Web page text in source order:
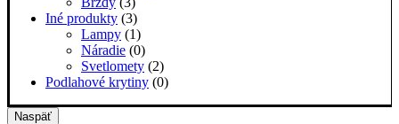
Iné produkty (3)
Lampy (1)
Náradie (0)
Svetlomety (2)
Podlahové krytiny (0)
Naspäť